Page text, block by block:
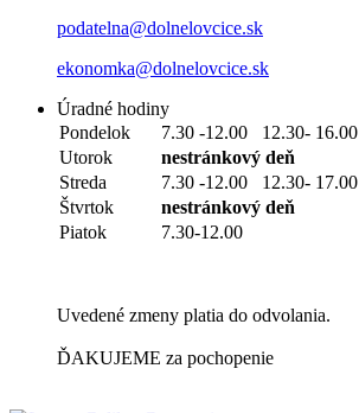
podatelna@dolnelovcice.sk
ekonomka@dolnelovcice.sk
Úradné hodiny
Pondelok
7.30 -12.00 12.30- 16.00
Utorok
nestránkový deň
Streda
7.30 -12.00 12.30- 17.00
Štvrtok
nestránkový deň
Piatok
7.30-12.00
Uvedené zmeny platia do odvolania.
ĎAKUJEME za pochopenie